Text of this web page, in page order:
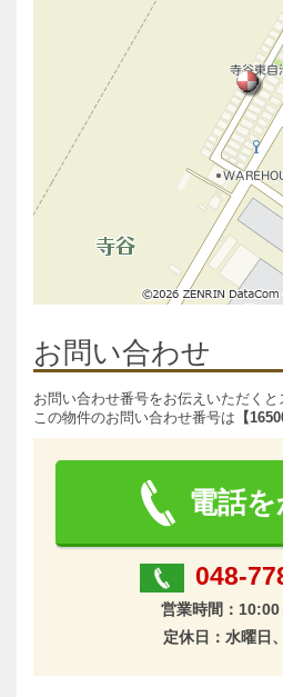
お問い合わせ
お問い合わせ番号をお伝えいただくと
この物件のお問い合わせ番号は 【
電話
048-
営業時間：
定休日：水曜日